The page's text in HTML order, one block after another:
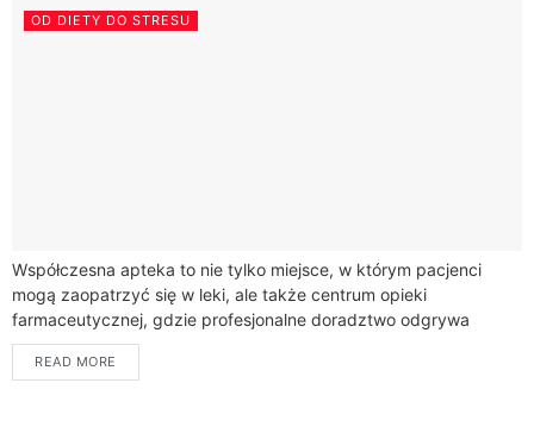
OD DIETY DO STRESU
Współczesna apteka to nie tylko miejsce, w którym pacjenci
mogą zaopatrzyć się w leki, ale także centrum opieki
farmaceutycznej, gdzie profesjonalne doradztwo odgrywa
kluczową rolę w procesie leczenia. Farmaceuci, będący...
READ MORE